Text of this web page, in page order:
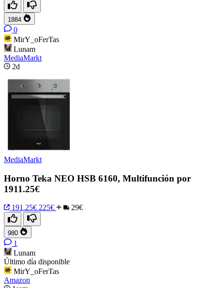
1884
0
MirY_oFerTas
Lunam
MediaMarkt
2d
MediaMarkt
Horno Teka NEO HSB 6160, Multifunción por
1911.25€
191.25€ 225€ 29€
980
1
Lunam
Último día disponible
MirY_oFerTas
Amazon